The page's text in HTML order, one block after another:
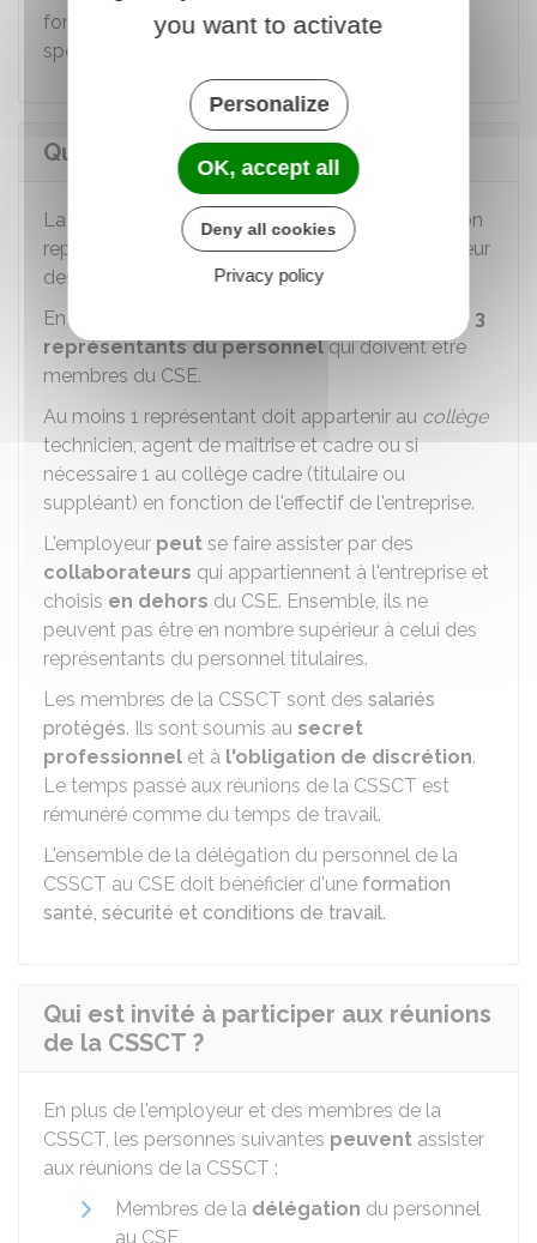
fonctionnement et moyens alloués, formations
spécifiques).
Qui sont les membres de la CSSCT ?
La CSSCT est présidéepar l'employeur
ou son
représentant (personne ayant délégation, directeur
des ressources humaines, directeur adjoint, etc.).
En plus de l'employeur, elle compte au minimum 3
représentants du personnelqui doivent être
membres du CSE.
Au moins 1 représentant doit appartenir au collège
technicien, agent de maitrise et cadre ou si
nécessaire 1 au collège cadre (titulaire ou
suppléant) en fonction de l'effectif de l'entreprise.
L'employeur peut se faire assister par des
collaborateurs qui appartiennent à l'entreprise et
choisis en dehors du CSE. Ensemble, ils ne
peuvent pas être en nombre supérieur à celui des
représentants du personnel titulaires.
Les membres de la CSSCT sont des salariés
protégés. Ils sont soumis au secret
professionnel et à l'obligation de discrétion.
Le temps passé aux réunions de la CSSCT est
rémunéré comme du temps de travail.
L'ensemble de la délégation du personnel de la
CSSCT au CSE doit bénéficier d'une formation
santé, sécurité et conditions de travail.
Qui est invité à participer aux réunions
de la CSSCT ?
En plus de l'employeur et des membres de la
CSSCT, les personnes suivantes peuvent assister
aux réunions de la CSSCT :
Membres de la délégation du personnel
au CSE
you want to activate
Personalize
OK, accept all
Deny all cookies
Privacy policy